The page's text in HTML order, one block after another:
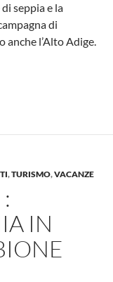
seppia e la
di
anche l’Alto Adige.
,TURISMO,VACANZE
IN